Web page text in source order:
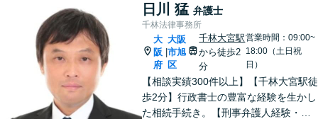
日川 猛 弁護士
千林法律事務所
大
阪
府
|
大阪
市旭
区
千林大宮駅
から徒歩2
分
営業時間：09:00~
18:00（土日祝
日）
【相談実績300件以上】【千林大宮駅徒
歩2分】行政書士の豊富な経験を生かし
た相続手続き。【刑事弁護人経験・示